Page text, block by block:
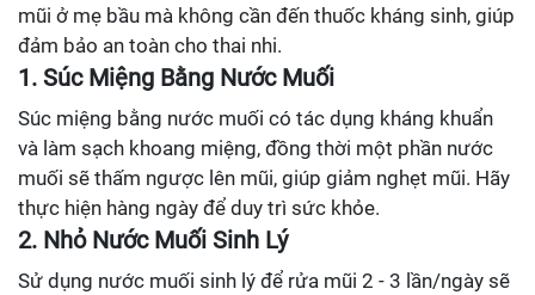
mũi ở mẹ bầu mà không cần đến thuốc kháng sinh, giúp
đảm bảo an toàn cho thai nhi.
1. Súc Miệng Bằng Nước Muối
Súc miệng bằng nước muối có tác dụng kháng khuẩn
và làm sạch khoang miệng, đồng thời một phần nước
muối sẽ thấm ngược lên mũi, giúp giảm nghẹt mũi. Hãy
thực hiện hàng ngày để duy trì sức khỏe.
2. Nhỏ Nước Muối Sinh Lý
Sử dụng nước muối sinh lý để rửa mũi 2 - 3 lần/ngày sẽ